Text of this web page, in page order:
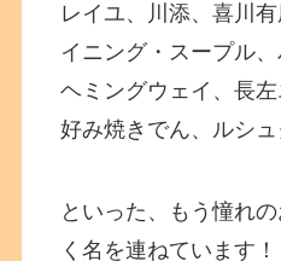
レイユ、川添、喜川
イニング・スープル
ヘミングウェイ、長
好み焼きでん、ルシュ
といった、もう憧れ
く名を連ねています！